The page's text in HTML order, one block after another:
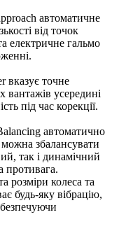
автоматичне
від точок
електричне гальмо
вказує точне
усередині
під час корекції.
автоматично
збалансувати
так і динамічний
противага.
розміри колеса та
будь-яку вібрацію,